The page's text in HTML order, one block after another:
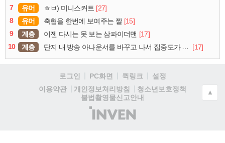
7
유머 ㅎㅂ) 미니스커트 [27]
8
유머 축협을 한번에 보여주는 짤 [15]
9
계층 이젠 다시는 못 보는 삼파이더맨 [17]
10
계층 단지 내 방송 아나운서를 바꾸고 나서 집중도가 확 올라갔다는 한 아파트의 안내방송 [17]
로그인 PC화면 퀵링크
설정
이용약관
개인정보처리방침
청소년보호정책
불법촬영물신고안내
(주)
인
▲